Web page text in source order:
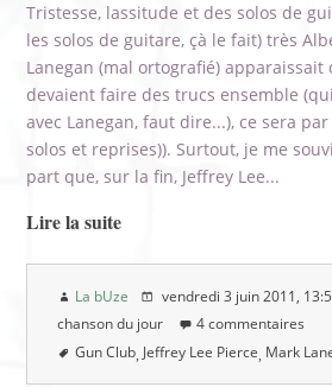
Tristesse, lassitude et des solos de
les solos de guitare, çà le fait) très
Lanegan (mal ortografié) apparaissait
devaient faire des trucs ensemble
avec Lanegan, faut dire...), ce sera
solos et reprises)). Surtout, je me
part que, sur la fin, Jeffrey Lee...
Lire la suite
La bUze vendredi 3 juin 2011 ,
chanson du jour
4 commentaires
Gun Club Jeffrey Lee Pierce Mark